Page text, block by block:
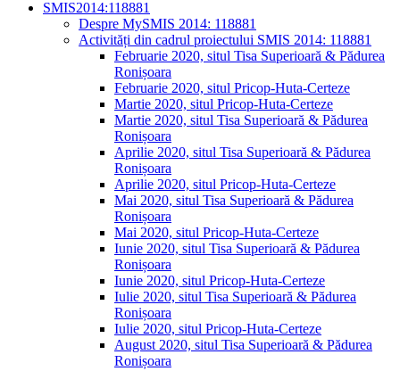
SMIS2014:118881
Despre MySMIS 2014: 118881
Activități din cadrul proiectului SMIS 2014: 118881
Februarie 2020, situl Tisa Superioară & Pădurea
Ronișoara
Februarie 2020, situl Pricop-Huta-Certeze
Martie 2020, situl Pricop-Huta-Certeze
Martie 2020, situl Tisa Superioară & Pădurea
Ronișoara
Aprilie 2020, situl Tisa Superioară & Pădurea
Ronișoara
Aprilie 2020, situl Pricop-Huta-Certeze
Mai 2020, situl Tisa Superioară & Pădurea
Ronișoara
Mai 2020, situl Pricop-Huta-Certeze
Iunie 2020, situl Tisa Superioară & Pădurea
Ronișoara
Iunie 2020, situl Pricop-Huta-Certeze
Iulie 2020, situl Tisa Superioară & Pădurea
Ronișoara
Iulie 2020, situl Pricop-Huta-Certeze
August 2020, situl Tisa Superioară & Pădurea
Ronișoara